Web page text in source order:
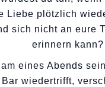
Liebe plötzlich
sich nicht an eure
erinnern kann?
eines Abends
wiedertrifft,